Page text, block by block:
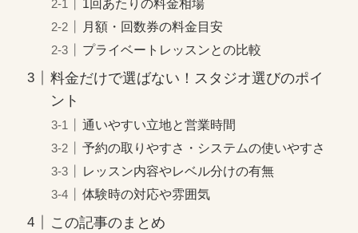
1回あたりの料金相場
月額・回数券の料金目安
プライベートレッスンとの比較
料金だけで選ばない！スタジオ選びのポイ
ント
通いやすい立地と営業時間
予約の取りやすさ・システムの使いやすさ
レッスン内容やレベル分けの有無
体験時の対応や雰囲気
この記事のまとめ